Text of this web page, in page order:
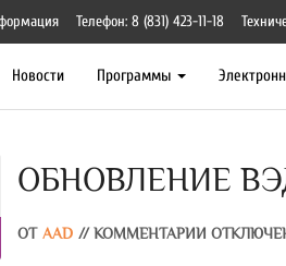
Телефон: 8 (831) 423-11-18
Новости Программы
ОБНОВЛЕНИЕ
ОТ AAD // КОММЕНТАРИИ